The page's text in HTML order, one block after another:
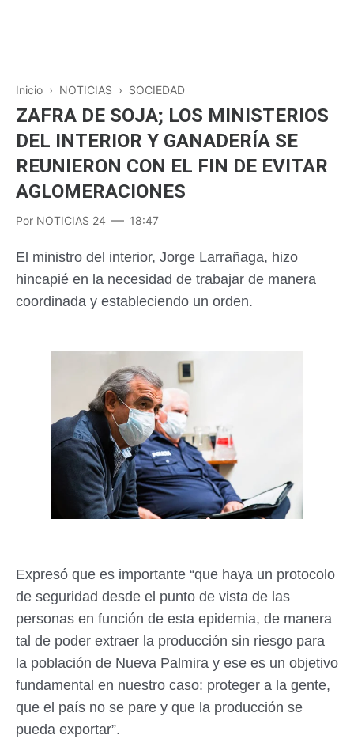
Inicio › NOTICIAS › SOCIEDAD
ZAFRA DE SOJA; LOS MINISTERIOS
DEL INTERIOR Y GANADERÍA SE
REUNIERON CON EL FIN DE EVITAR
AGLOMERACIONES
Por NOTICIAS 24 18:47
El ministro del interior, Jorge Larrañaga, hizo
hincapié en la necesidad de trabajar de manera
coordinada y estableciendo un orden.
Expresó que es importante “que haya un protocolo
de seguridad desde el punto de vista de las
personas en función de esta epidemia, de manera
tal de poder extraer la producción sin riesgo para
la población de Nueva Palmira y ese es un objetivo
fundamental en nuestro caso: proteger a la gente,
que el país no se pare y que la producción se
pueda exportar”.